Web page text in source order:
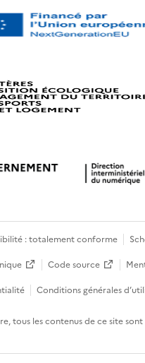
: totalement conforme
Code source
Conditions générales
tous les contenus de ce site sont